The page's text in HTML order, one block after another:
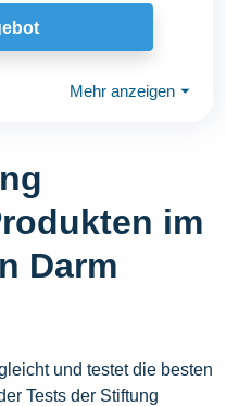
Mehr anzeigen ⏷
im
Darm
und testet die besten
Tests der Stiftung